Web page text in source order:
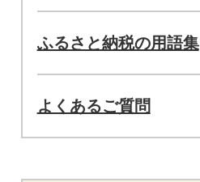
ふるさと納税の用語集
よくあるご質問